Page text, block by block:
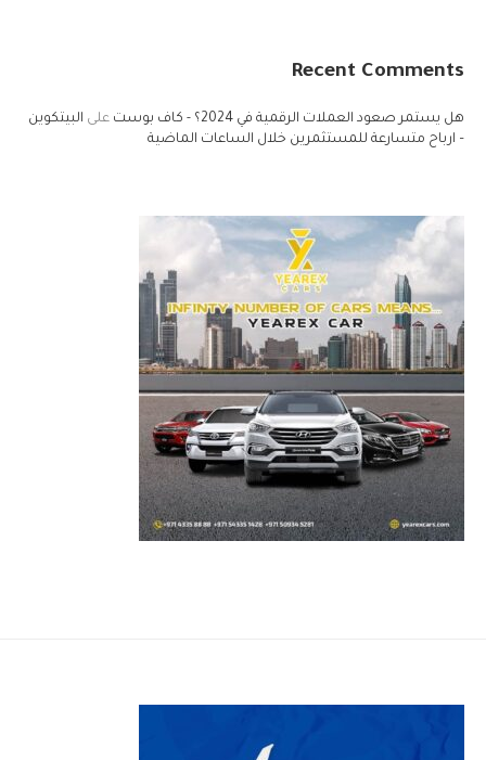
Recent Comments
هل يستمر صعود العملات الرقمية في 2024؟ - كاف بوست على البيتكوين
– ارباح متسارعة للمستثمرين خلال الساعات الماضية